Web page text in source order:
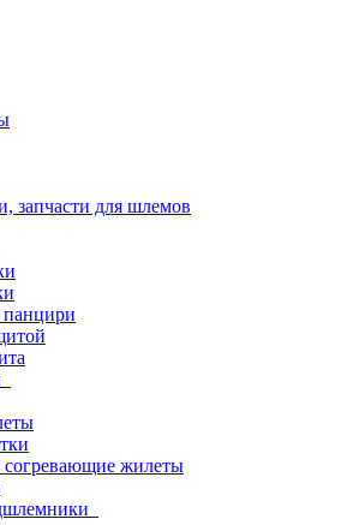
запчасти для шлемов
жилеты